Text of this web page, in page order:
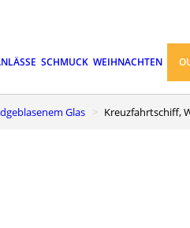
SCHMUCK WEIHNACHTEN
Glas Kreuzfahrtschiff,